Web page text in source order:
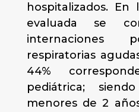
hospitalizados.
evaluada se
internaciones
respiratorias
44%
pediátrica;
menores de 2